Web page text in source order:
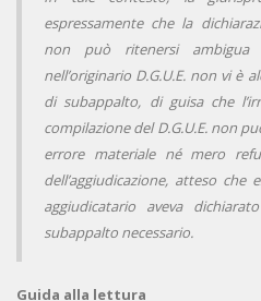
espressamente che la
non può ritenersi
nell’originario D.G.U.E. non vi è
di subappalto, di guisa che
compilazione del D.G.U.E. non
errore materiale né mero
dell’aggiudicazione, atteso che
aggiudicatario aveva
subappalto necessario.
Guida alla lettura